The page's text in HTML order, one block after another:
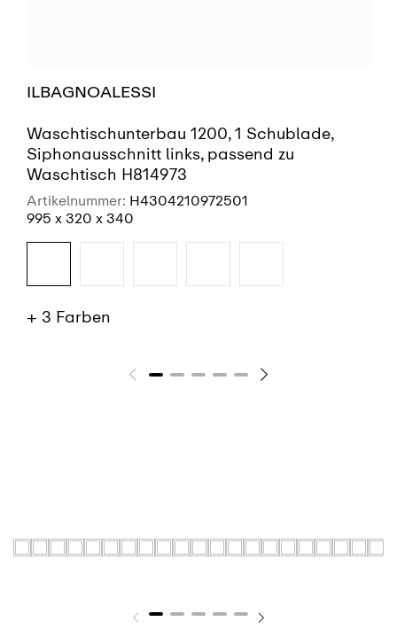
ILBAGNOALESSI
Waschtischunterbau 1200, 1 Schublade,
Siphonausschnitt links, passend zu
Waschtisch H814973
Artikelnummer: H4304210972501
995 x 320 x 340
+ 3 Farben